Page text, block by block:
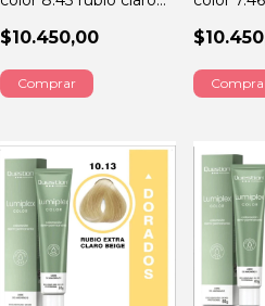
$10.450,00